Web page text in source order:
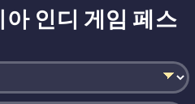
아 인디 게임 페스